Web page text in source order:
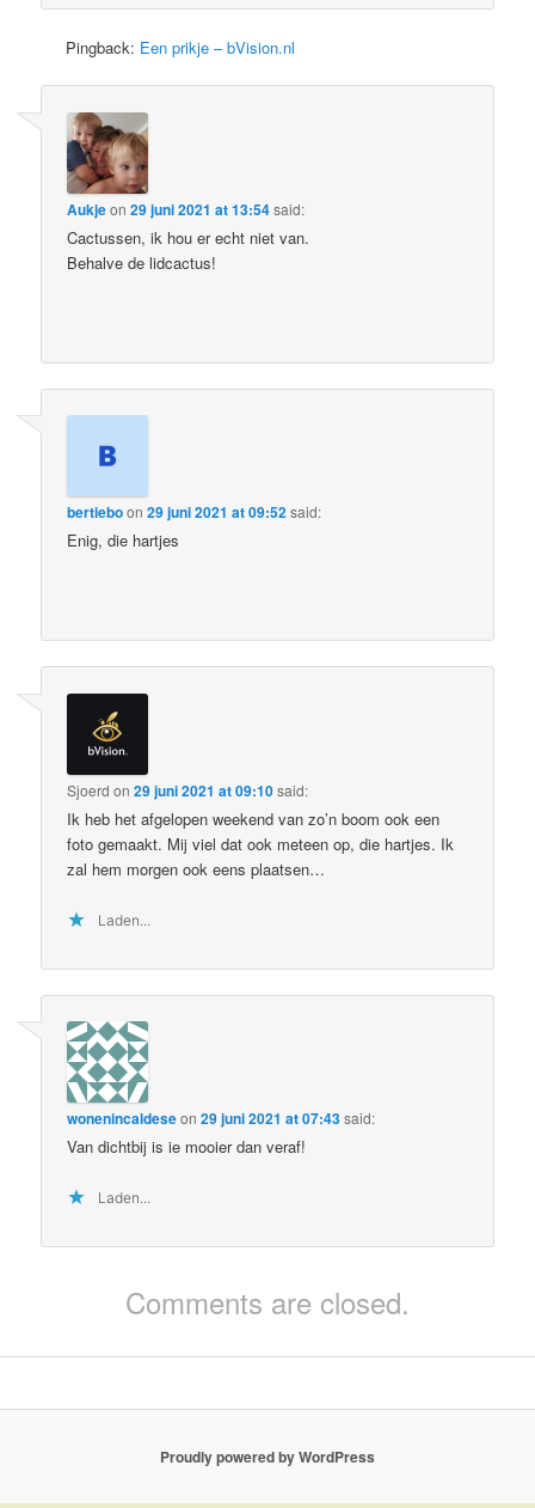
Pingback: Een prikje – bVision.nl
Aukjeon29 juni 2021 at 13:54said:
Cactussen, ik hou er echt niet van.
Behalve de lidcactus!
bertieboon29 juni 2021 at 09:52said:
Enig, die hartjes
Sjoerd on29 juni 2021 at 09:10said:
Ik heb het afgelopen weekend van zo’n boom ook een
foto gemaakt. Mij viel dat ook meteen op, die hartjes. Ik
zal hem morgen ook eens plaatsen…
Laden...
wonenincaldeseon29 juni 2021 at 07:43said:
Van dichtbij is ie mooier dan veraf!
Laden...
Comments are closed.
Proudly powered by WordPress